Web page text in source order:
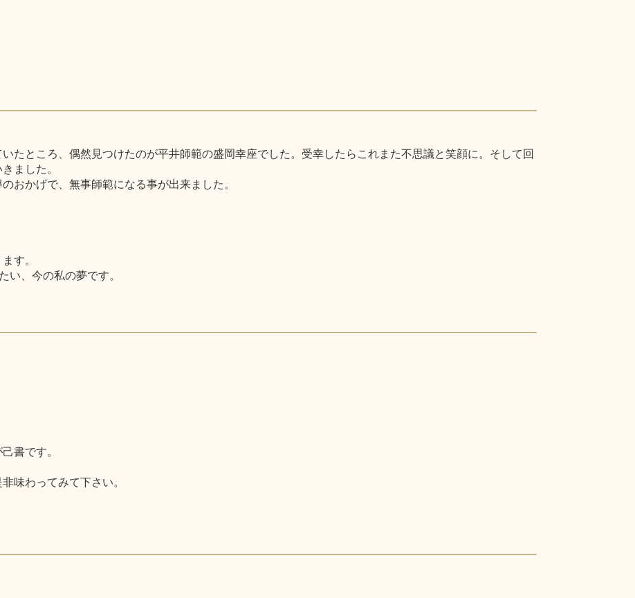
たところ、偶然見つけたのが平井師範の盛岡幸座でした。受幸したらこれまた不思議と笑顔に。そして回
ました。
おかげで、無事師範になる事が出来ました。
す。
い、今の私の夢です。
書です。
味わってみて下さい。